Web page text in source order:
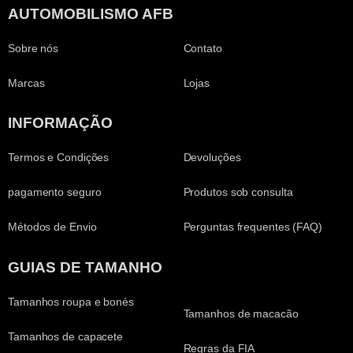
AUTOMOBILISMO AFB
Sobre nós
Marcas
Contato
Lojas
INFORMAÇÃO
Termos e Condições
pagamento seguro
Métodos de Envio
Devoluções
Produtos sob consulta
Perguntas frequentes (FAQ)
GUIAS DE TAMANHO
Tamanhos roupa e bonés
Tamanhos de capacete
Tamanhos de macacão
Regras da FIA